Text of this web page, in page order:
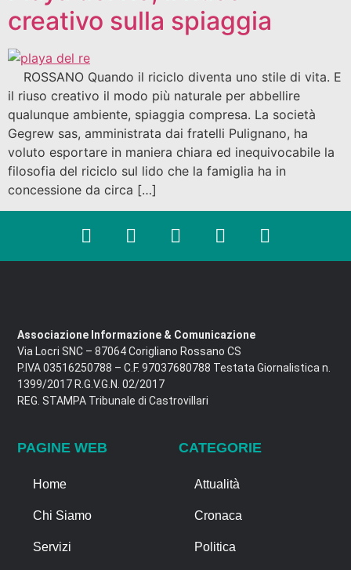
creativo sulla spiaggia
ROSSANO Quando il riciclo diventa uno stile di vita. E
il riuso creativo il modo più naturale per abbellire
qualunque ambiente, spiaggia compresa. La società
Gegrew sas, amministrata dai fratelli Pulignano, ha
voluto esportare in maniera chiara ed inequivocabile la
filosofia del riciclo sul lido che la famiglia ha in
concessione da circa […]
Associazione Informazione & Comunicazione
Via Locri SNC – 87064 Corigliano Rossano CS
P.IVA 03516250788 – C.F. 97037680788 Testata Giornalistica n.
1399/2017 R.G.V.G.N. 02/2017
REG. STAMPA Tribunale di Castrovillari
PAGINE WEB
Home
Chi Siamo
Servizi
CATEGORIE
Attualità
Cronaca
Politica